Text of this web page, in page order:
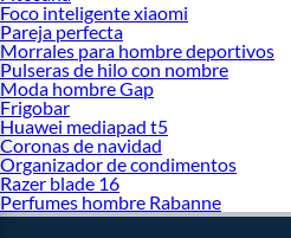
Foco inteligente xiaomi
Pareja perfecta
Morrales para hombre deportivos
Pulseras de hilo con nombre
Moda hombre Gap
Frigobar
Huawei mediapad t5
Coronas de navidad
Organizador de condimentos
Razer blade 16
Perfumes hombre Rabanne